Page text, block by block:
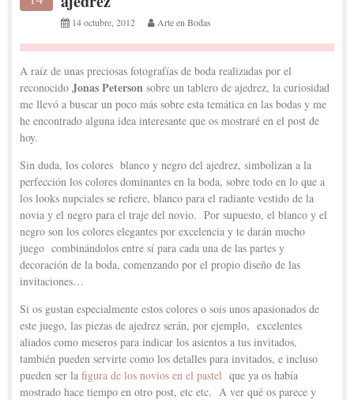
14 octubre, 2012 Arte en Bodas
A raíz de unas preciosas fotografías de boda realizadas por el
reconocido Jonas Peterson sobre un tablero de ajedrez, la curiosidad
me llevó a buscar un poco más sobre esta temática en las bodas y me
he encontrado alguna idea interesante que os mostraré en el post de
hoy.
Sin duda, los colores blanco y negro del ajedrez, simbolizan a la
perfección los colores dominantes en la boda, sobre todo en lo que a
los looks nupciales se refiere, blanco para el radiante vestido de la
novia y el negro para el traje del novio. Por supuesto, el blanco y el
negro son los colores elegantes por excelencia y te darán mucho
juego combinándolos entre sí para cada una de las partes y
decoración de la boda, comenzando por el propio diseño de las
invitaciones…
Si os gustan especialmente estos colores o sois unos apasionados de
este juego, las piezas de ajedrez serán, por ejemplo, excelentes
aliados como meseros para indicar los asientos a tus invitados,
también pueden servirte como los detalles para invitados, e incluso
pueden ser la figura de los novios en el pastel que ya os había
mostrado hace tiempo en otro post, etc etc. A ver qué os parece y